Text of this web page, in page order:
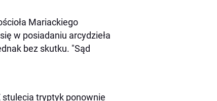
Mariackiego
w posiadaniu arcydzieła
bez skutku. "Sąd
stulecia tryptyk ponownie